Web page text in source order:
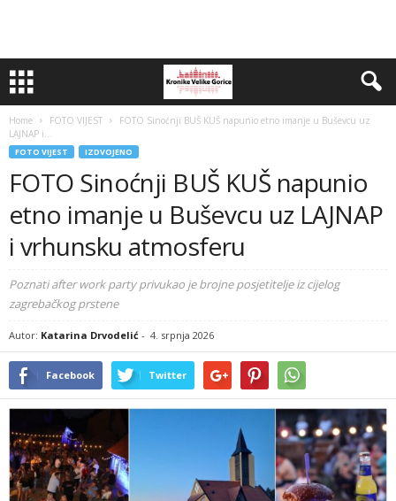
Home FOTO VIJEST
FOTO Sinoćnji BUŠ KUŠ napunio etno imanje u Buševcu uz
LAJNAP i...
FOTO VIJEST IZDVOJENO
FOTO Sinoćnji BUŠ KUŠ napunio
etno imanje u Buševcu uz LAJNAP
i vrhunsku atmosferu
Poznati after work party privukao je brojne posjetitelje iz cijelog
zagrebačkog prstene
Autor: Katarina Drvodelić - 4. srpnja 2026
Facebook Twitter